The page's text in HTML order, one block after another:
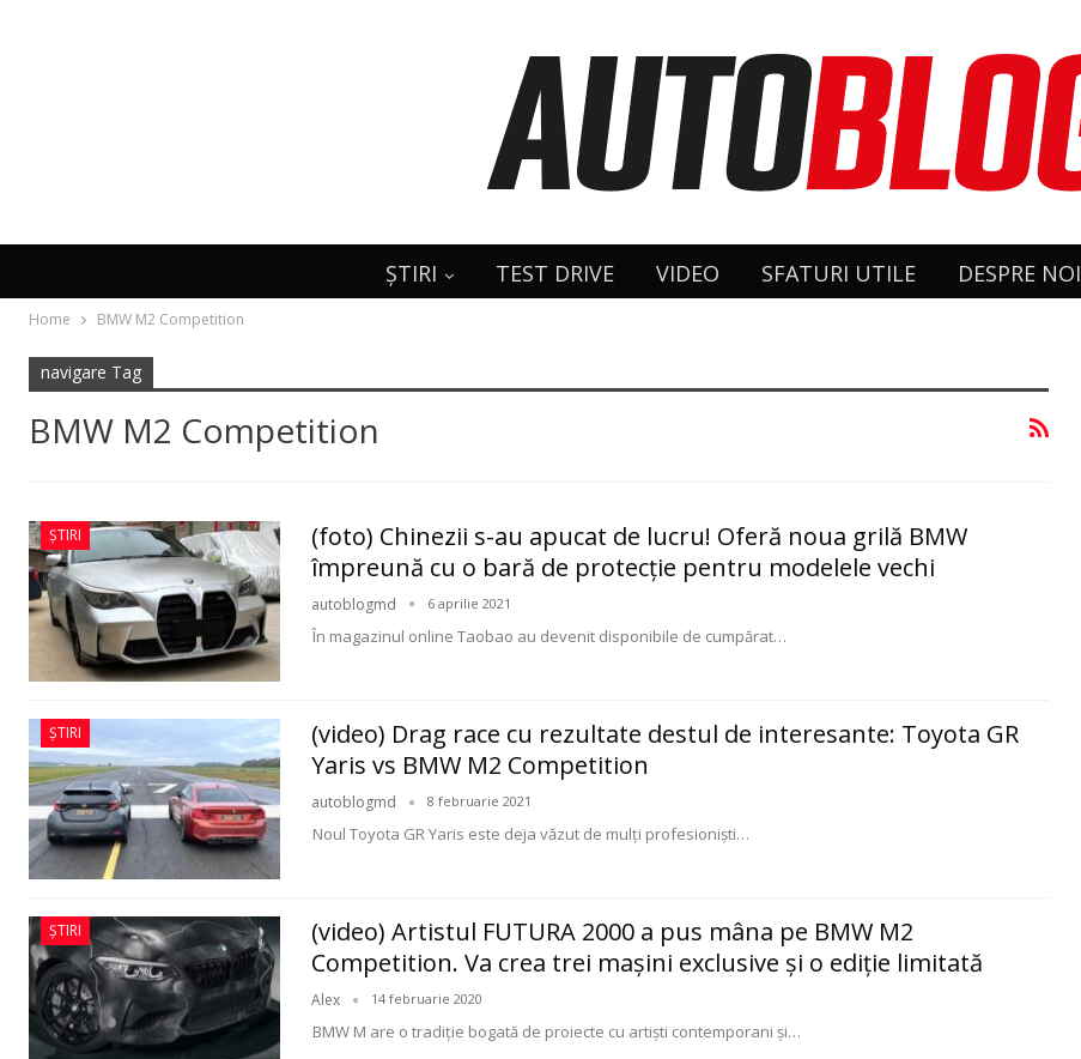
ȘTIRI TEST DRIVE VIDEO SFATURI UTILE DESPRE NOI
Home BMW M2 Competition
navigare Tag
BMW M2 Competition
ȘTIRI
(foto) Chinezii s-au apucat de lucru! Oferă noua grilă BMW
împreună cu o bară de protecţie pentru modelele vechi
autoblogmd 6 aprilie 2021
În magazinul online Taobao au devenit disponibile de cumpărat…
ȘTIRI
(video) Drag race cu rezultate destul de interesante: Toyota GR
Yaris vs BMW M2 Competition
autoblogmd 8 februarie 2021
Noul Toyota GR Yaris este deja văzut de mulţi profesionişti…
ȘTIRI
(video) Artistul FUTURA 2000 a pus mâna pe BMW M2
Competition. Va crea trei maşini exclusive şi o ediţie limitată
Alex 14 februarie 2020
BMW M are o tradiţie bogată de proiecte cu artişti contemporani şi…